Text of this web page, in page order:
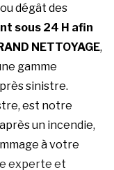
dégât des
sous 24 H afin
NETTOYAGE,
gamme
sinistre.
est notre
après un incendie,
à votre
experte et